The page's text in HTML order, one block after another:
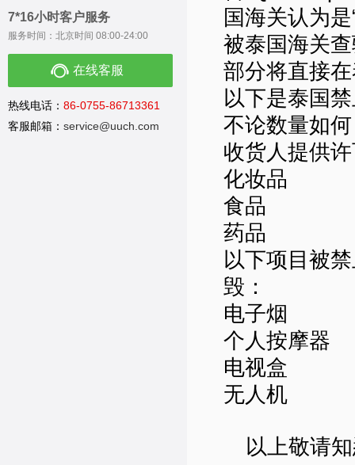
7*16小时客户服务
服务时间：北京时间 08:00-24:00
在线客服
热线电话： 86-0755-86713361
客服邮箱： service@uuch.com
国海关认为是
被泰国海关
部分将直接
以下是泰国
不论数量如
收货人提供
化妆品
食品
药品
以下项目被
毁：
电子烟
个人按摩器
电视盒
无人机
以上敬请